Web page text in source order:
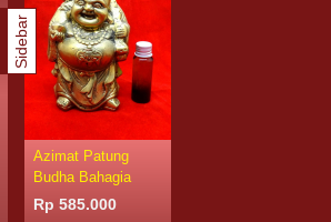
Azimat Patung
Budha Bahagia
Rp 585.000
Sidebar